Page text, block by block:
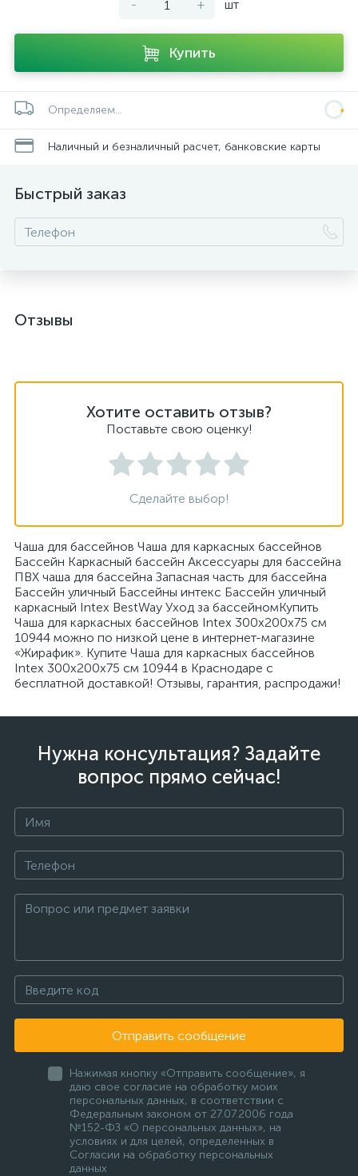
- + шт
Купить
Определяем...
Наличный и безналичный расчет, банковские карты
Быстрый заказ
Отзывы
Хотите оставить отзыв?
Поставьте свою оценку!
Сделайте выбор!
Чаша для бассейнов Чаша для каркасных бассейнов
Бассейн Каркасный бассейн Аксессуары для бассейна
ПВХ чаша для бассейна Запасная часть для бассейна
Бассейн уличный Бассейны интекс Бассейн уличный
каркасный Intex BestWay Уход за бассейномКупить
Чаша для каркасных бассейнов Intex 300x200x75 см
10944 можно по низкой цене в интернет-магазине
«Жирафик». Купите Чаша для каркасных бассейнов
Intex 300x200x75 см 10944 в Краснодаре с
бесплатной доставкой! Отзывы, гарантия, распродажи!
Нужна консультация? Задайте
вопрос прямо сейчас!
Отправить сообщение
Нажимая кнопку «Отправить сообщение», я
даю свое согласие на обработку моих
персональных данных, в соответствии с
Федеральным законом от 27.07.2006 года
№152-ФЗ «О персональных данных», на
условиях и для целей, определенных в
Согласии на обработку персональных
данных